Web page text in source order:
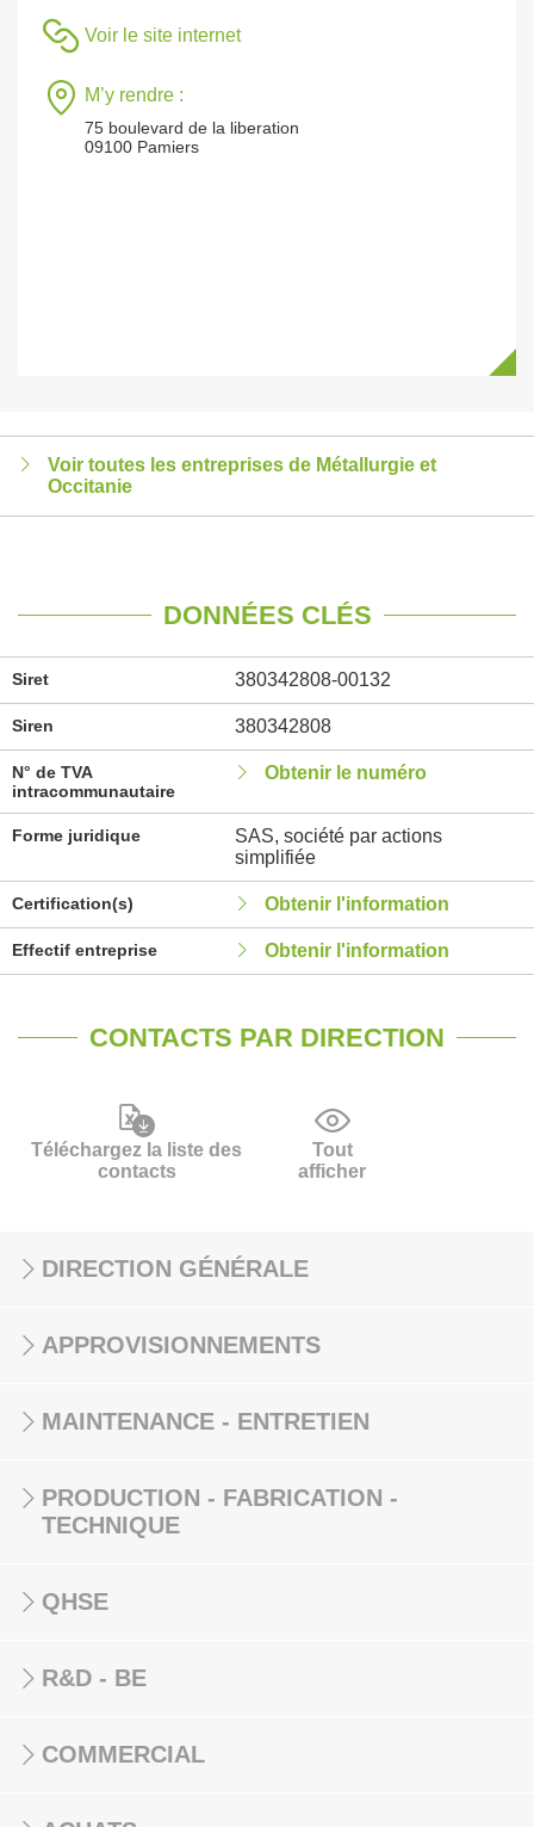
Voir le site internet
M’y rendre :
75 boulevard de la liberation
09100 Pamiers
Voir toutes les entreprises de Métallurgie et
Occitanie
DONNÉES CLÉS
Siret 380342808-00132
Siren 380342808
N° de TVA
intracommunautaire
Obtenir le numéro
Forme juridique
SAS, société par actions
simplifiée
Certification(s) Obtenir l'information
Effectif entreprise Obtenir l'information
CONTACTS PAR DIRECTION
Téléchargez la liste des
contacts
Tout
afficher
DIRECTION GÉNÉRALE
APPROVISIONNEMENTS
MAINTENANCE - ENTRETIEN
PRODUCTION - FABRICATION -
TECHNIQUE
QHSE
R&D - BE
COMMERCIAL